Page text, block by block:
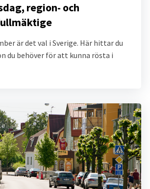
region- och
är det val i Sverige. Här hittar du
du behöver för att kunna rösta i